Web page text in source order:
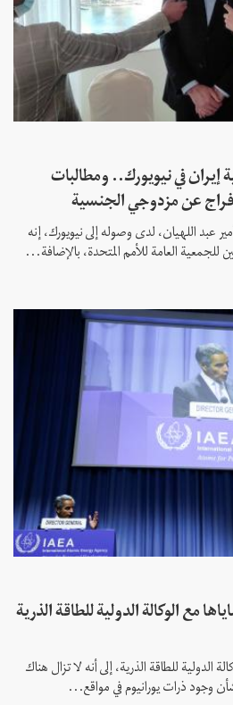
إيران في نيويورك.. ومطالبات
عن مزدوجي الجنسية
عبد اللهيان، لدى وصوله إلى نيويورك، إنه
العامة للأمم المتحدة، بالإضافة...
مع الوكالة الدولية للطاقة الذرية
الدولية للطاقة الذرية، إلى أنه لا تزال هناك
وجود ذرات يورانيوم في مواقع...